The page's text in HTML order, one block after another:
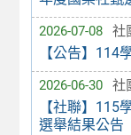
2026-07-08 社
【公告】114
2026-06-30 社
【社聯】115
選舉結果公告